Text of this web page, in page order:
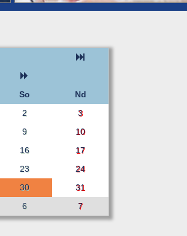
So
Nd
2
3
9
10
16
17
23
24
30
31
6 7